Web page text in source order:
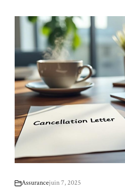
Assurancejuin 7, 2025